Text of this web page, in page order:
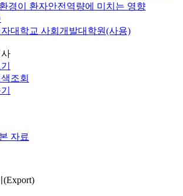
경이 환자안전역량에 미치는 영향
대학교 사회개발대학원(사용)
조회
자료